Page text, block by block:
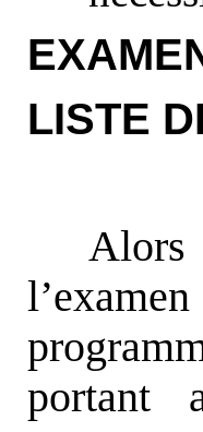
LISTE
Alors
portant